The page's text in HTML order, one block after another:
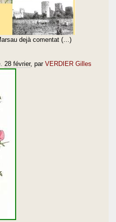
dejà comentat (…)
28 février, par VERDIER Gilles